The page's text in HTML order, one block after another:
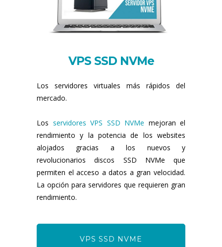
VPS SSD NVMe
Los servidores virtuales más rápidos del
mercado.
Los servidores VPS SSD NVMe mejoran el
rendimiento y la potencia de los websites
alojados gracias a los nuevos y
revolucionarios discos SSD NVMe que
permiten el acceso a datos a gran velocidad.
La opción para servidores que requieren gran
rendimiento.
VPS SSD NVME